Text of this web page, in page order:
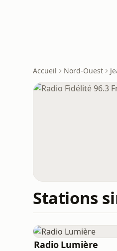
Accueil Nord-Ouest
Stations
Radio Lumière